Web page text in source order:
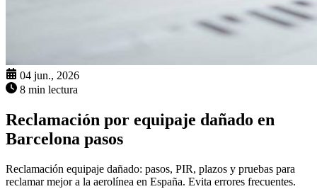
04 jun., 2026
8 min lectura
Reclamación por equipaje dañado en
Barcelona pasos
Reclamación equipaje dañado: pasos, PIR, plazos y pruebas para
reclamar mejor a la aerolínea en España. Evita errores frecuentes.